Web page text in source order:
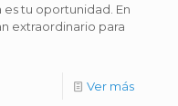
tu oportunidad. En
extraordinario para
Ver más